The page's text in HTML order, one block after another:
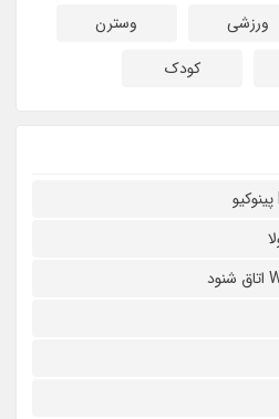
ورزشی
وسترن
کودک